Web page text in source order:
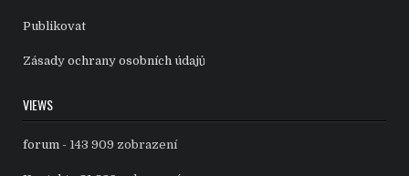
Publikovat
Zásady ochrany osobních údajů
VIEWS
forum - 143 909 zobrazení